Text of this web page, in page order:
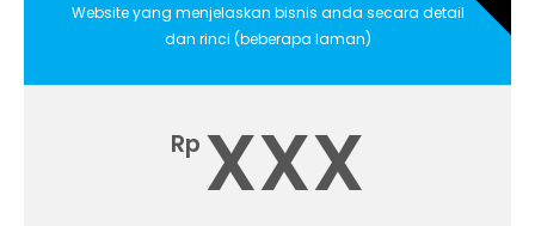
Website yang menjelaskan bisnis anda secara detail
dan rinci (beberapa laman)
Rp XXX